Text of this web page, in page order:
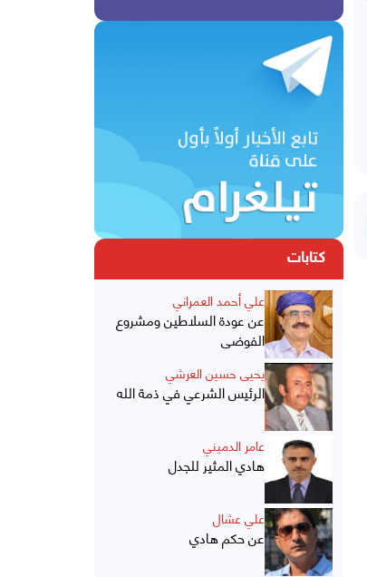
كتابات
علي أحمد العمراني
عن عودة السلاطين ومشروع
الفوضى
يحيى حسين العرشي
الرئيس الشرعي في ذمة الله
عامر الدميني
هادي المثير للجدل
علي عشال
عن حكم هادي